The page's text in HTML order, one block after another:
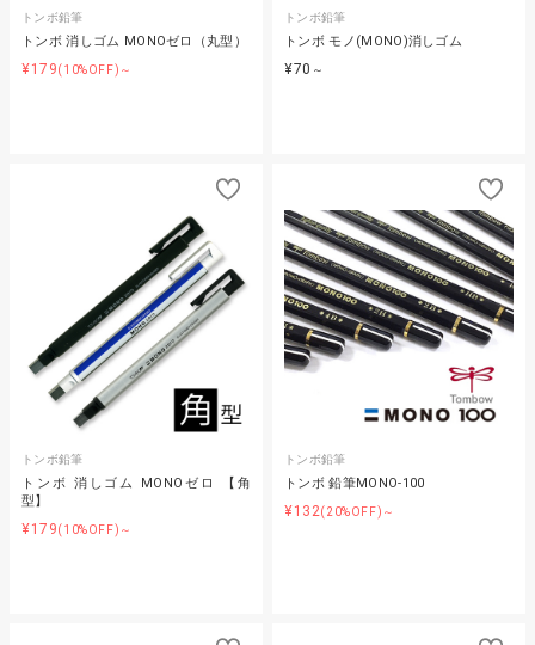
トンボ鉛筆
トンボ 消しゴム MONOゼロ（丸型）
¥179(10%OFF)～
トンボ鉛筆
トンボ モノ(MONO)消しゴム
¥70 ～
トンボ鉛筆
トンボ 消しゴム MONOゼロ 【角
型】
¥179(10%OFF)～
トンボ鉛筆
トンボ 鉛筆MONO-100
¥132(20%OFF)～